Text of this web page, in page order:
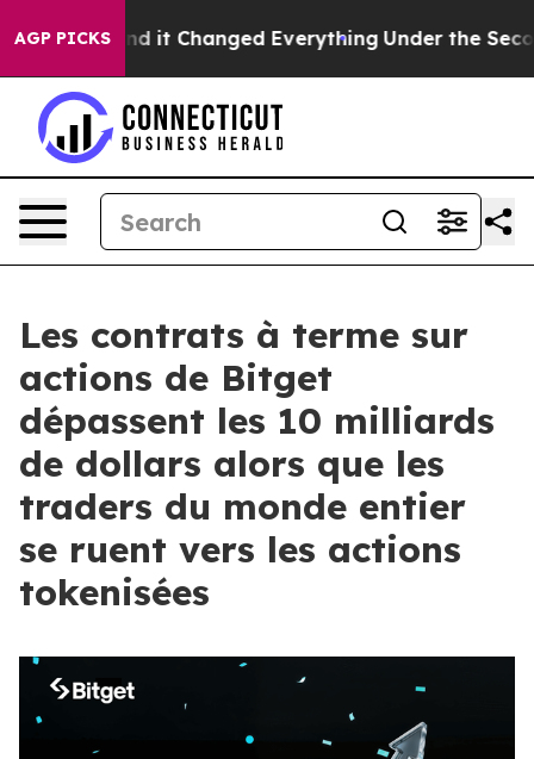
AGP PICKSit Changed Everything Under the Second
Les contrats à terme sur
actions de Bitget
dépassent les 10 milliards
de dollars alors que les
traders du monde entier
se ruent vers les actions
tokenisées